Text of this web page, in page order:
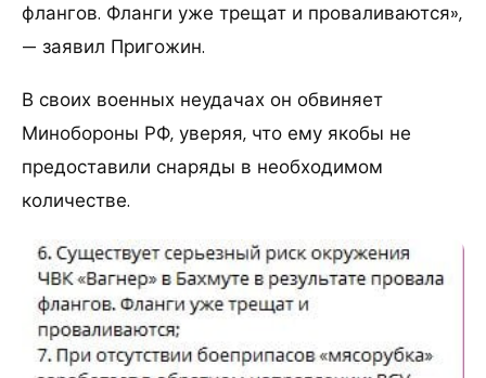
флангов. Фланги уже трещат и проваливаются»,
— заявил Пригожин.
В своих военных неудачах он обвиняет
Минобороны РФ, уверяя, что ему якобы не
предоставили снаряды в необходимом
количестве.